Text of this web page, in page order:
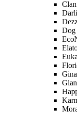
Clan
Gina